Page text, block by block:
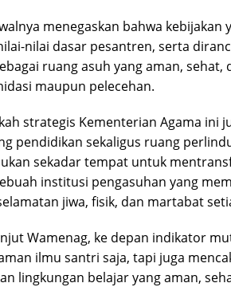
menegaskan bahwa
nilai dasar pesantren, serta
ruang asuh yang aman, sehat,
maupun pelecehan.
strategis Kementerian Agama ini
pendidikan sekaligus ruang
sekadar tempat untuk
institusi pengasuhan yang
jiwa, fisik, dan martabat
Wamenag, ke depan indikator
ilmu santri saja, tapi juga
lingkungan belajar yang aman,